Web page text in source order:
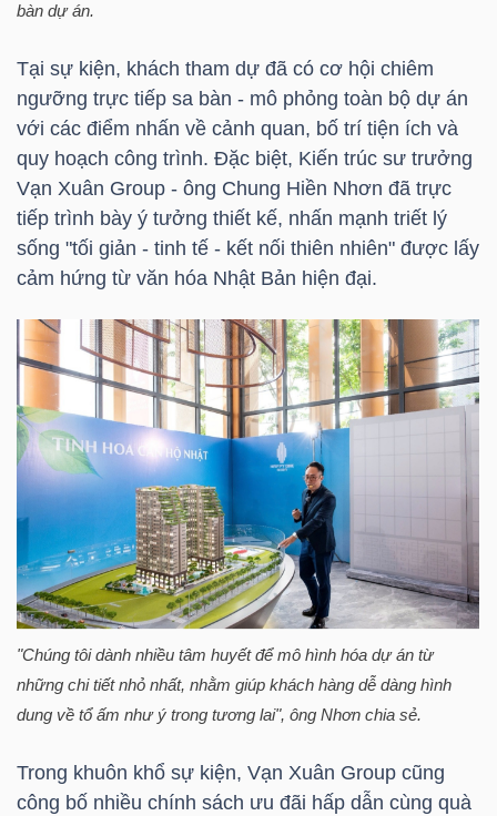
bàn dự án.
Tại sự kiện, khách tham dự đã có cơ hội chiêm
ngưỡng trực tiếp sa bàn - mô phỏng toàn bộ dự án
với các điểm nhấn về cảnh quan, bố trí tiện ích và
quy hoạch công trình. Đặc biệt, Kiến trúc sư trưởng
Vạn Xuân Group - ông Chung Hiền Nhơn đã trực
tiếp trình bày ý tưởng thiết kế, nhấn mạnh triết lý
sống "tối giản - tinh tế - kết nối thiên nhiên" được lấy
cảm hứng từ văn hóa Nhật Bản hiện đại.
"Chúng tôi dành nhiều tâm huyết để mô hình hóa dự án từ
những chi tiết nhỏ nhất, nhằm giúp khách hàng dễ dàng hình
dung về tổ ấm như ý trong tương lai", ông Nhơn chia sẻ.
Trong khuôn khổ sự kiện, Vạn Xuân Group cũng
công bố nhiều chính sách ưu đãi hấp dẫn cùng quà
SECTOR
NĂNG
LƯỢNG
NGUYÊN
VẬT
LIỆU
CÔNG
NGHIỆP
KHÔNG
THIẾT